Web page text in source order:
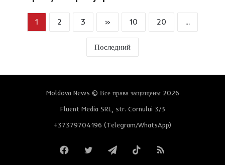
1 2 3 » 10 20 ...
Последний
Moldova News © Все права защищены 2026
Fluent Media SRL, str. Cornului 3/3
+37379704196 (Telegram/WhatsApp)
FacebookTwitterTelegramTikTokRSS